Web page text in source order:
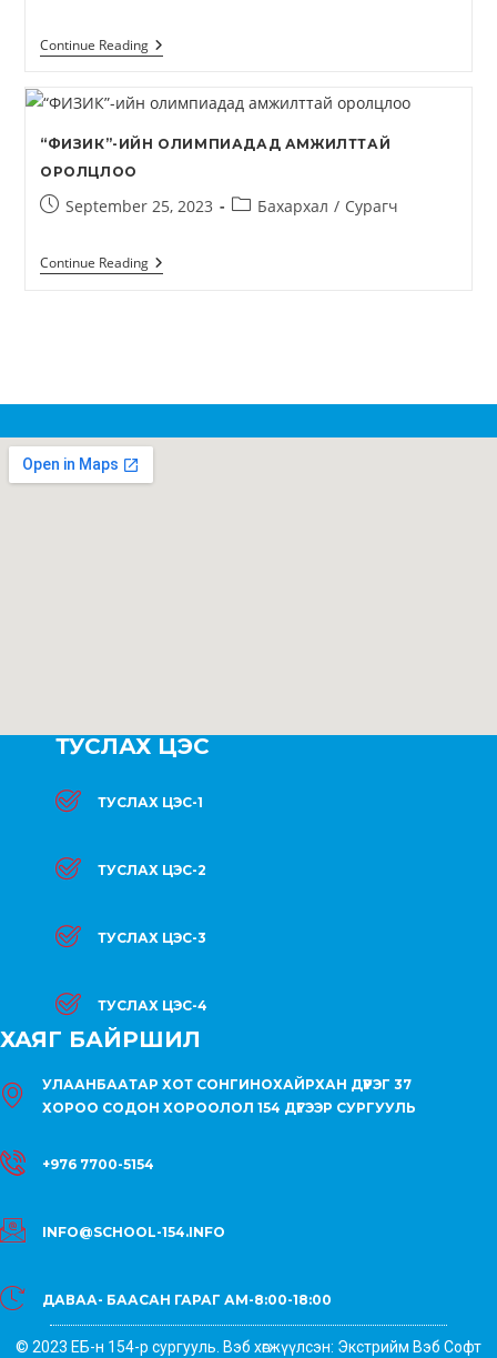
Continue Reading
“ФИЗИК”-ИЙН ОЛИМПИАДАД АМЖИЛТТАЙ
ОРОЛЦЛОО
September 25, 2023 Бахархал / Сурагч
Continue Reading
ТУСЛАХ ЦЭС
ТУСЛАХ ЦЭС-1
ТУСЛАХ ЦЭС-2
ТУСЛАХ ЦЭС-3
ТУСЛАХ ЦЭС-4
ХАЯГ БАЙРШИЛ
УЛААНБААТАР ХОТ СОНГИНОХАЙРХАН ДҮҮРЭГ 37
ХОРОО СОДОН ХОРООЛОЛ 154 ДҮГЭЭР СУРГУУЛЬ
+976 7700-5154
INFO@SCHOOL-154.INFO
ДАВАА- БААСАН ГАРАГ АМ-8:00-18:00
© 2023 ЕБ-н 154-р сургууль. Вэб хөгжүүлсэн: Экстрийм Вэб Софт